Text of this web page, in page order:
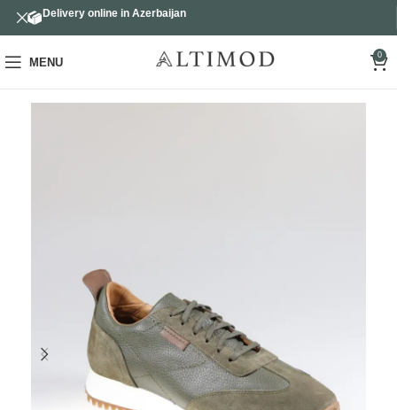
MENU
0
Delivery online in Azerbaijan